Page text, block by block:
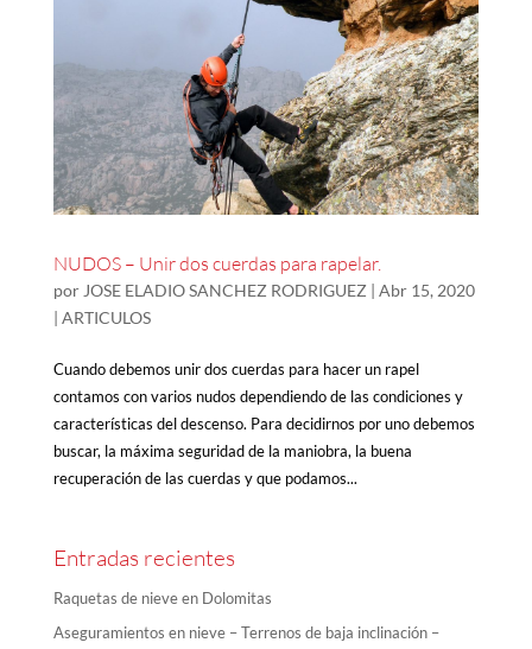
NUDOS – Unir dos cuerdas para rapelar.
por JOSE ELADIO SANCHEZ RODRIGUEZ| Abr 15, 2020
| ARTICULOS
Cuando debemos unir dos cuerdas para hacer un rapel
contamos con varios nudos dependiendo de las condiciones y
características del descenso. Para decidirnos por uno debemos
buscar, la máxima seguridad de la maniobra, la buena
recuperación de las cuerdas y que podamos...
Entradas recientes
Raquetas de nieve en Dolomitas
Aseguramientos en nieve – Terrenos de baja inclinación –